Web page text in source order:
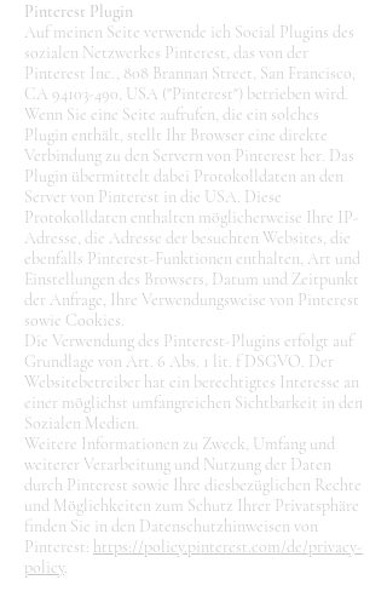
Pinterest Plugin
Auf meinen Seite verwende ich Social Plugins des
sozialen Netzwerkes Pinterest, das von der
Pinterest Inc., 808 Brannan Street, San Francisco,
CA 94103-490, USA ("Pinterest") betrieben wird.
Wenn Sie eine Seite aufrufen, die ein solches
Plugin enthält, stellt Ihr Browser eine direkte
Verbindung zu den Servern von Pinterest her. Das
Plugin übermittelt dabei Protokolldaten an den
Server von Pinterest in die USA. Diese
Protokolldaten enthalten möglicherweise Ihre IP-
Adresse, die Adresse der besuchten Websites, die
ebenfalls Pinterest-Funktionen enthalten, Art und
Einstellungen des Browsers, Datum und Zeitpunkt
der Anfrage, Ihre Verwendungsweise von Pinterest
sowie Cookies.
Die Verwendung des Pinterest-Plugins erfolgt auf
Grundlage von Art. 6 Abs. 1 lit. f DSGVO. Der
Websitebetreiber hat ein berechtigtes Interesse an
einer möglichst umfangreichen Sichtbarkeit in den
Sozialen Medien.
Weitere Informationen zu Zweck, Umfang und
weiterer Verarbeitung und Nutzung der Daten
durch Pinterest sowie Ihre diesbezüglichen Rechte
und Möglichkeiten zum Schutz Ihrer Privatsphäre
finden Sie in den Datenschutzhinweisen von
Pinterest: https://policy.pinterest.com/de/privacy-
policy.